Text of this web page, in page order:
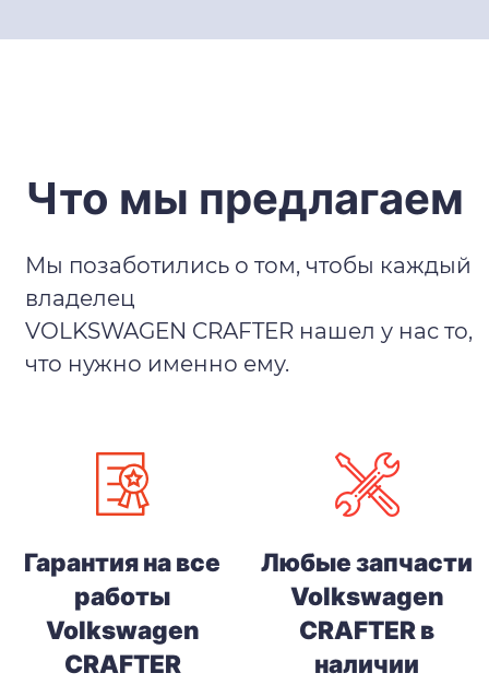
Что мы предлагаем
Мы позаботились о том, чтобы каждый
владелец
VOLKSWAGEN CRAFTER нашел у нас то,
что нужно именно ему.
Гарантия на все
работы
Volkswagen
CRAFTER
Любые запчасти
Volkswagen
CRAFTER в
наличии